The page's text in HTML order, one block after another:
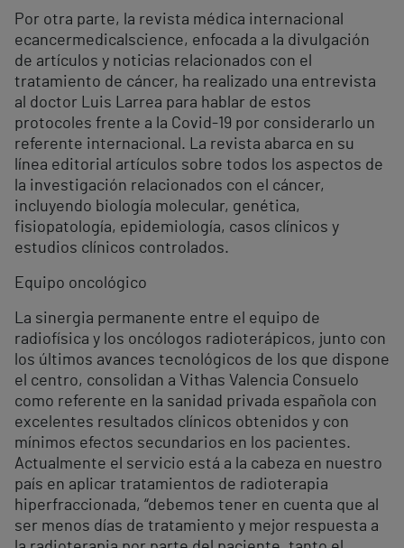
Por otra parte, la revista médica internacional
ecancermedicalscience, enfocada a la divulgación
de artículos y noticias relacionados con el
tratamiento de cáncer, ha realizado una entrevista
al doctor Luis Larrea para hablar de estos
protocoles frente a la Covid-19 por considerarlo un
referente internacional. La revista abarca en su
línea editorial artículos sobre todos los aspectos de
la investigación relacionados con el cáncer,
incluyendo biología molecular, genética,
fisiopatología, epidemiología, casos clínicos y
estudios clínicos controlados.
Equipo oncológico
La sinergia permanente entre el equipo de
radiofísica y los oncólogos radioterápicos, junto con
los últimos avances tecnológicos de los que dispone
el centro, consolidan a Vithas Valencia Consuelo
como referente en la sanidad privada española con
excelentes resultados clínicos obtenidos y con
mínimos efectos secundarios en los pacientes.
Actualmente el servicio está a la cabeza en nuestro
país en aplicar tratamientos de radioterapia
hiperfraccionada, “debemos tener en cuenta que al
ser menos días de tratamiento y mejor respuesta a